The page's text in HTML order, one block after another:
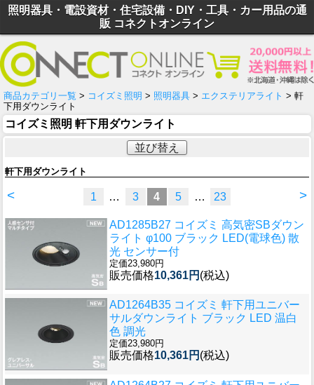
照明器具・電設資材・住宅設備・DIY・工具・カー用品の通
販 コネクトオンライン
商品カテゴリ一覧 > コイズミ照明 > 照明器具 > エクステリアライト > 軒
下用ダウンライト
コイズミ照明 軒下用ダウンライト
並び替え
軒下用ダウンライト
< >
1 … 3 4 5 … 23
AD1285B27 コイズミ 高気密SBダウン
ライト φ100 ブラック LED(電球色) 散
光 センサー付
定価23,980円
販売価格10,361円 (税込)
AD1264B35 コイズミ 軒下用ユニバー
サルダウンライト ブラック LED 温白
色 調光
定価23,980円
販売価格10,361円 (税込)